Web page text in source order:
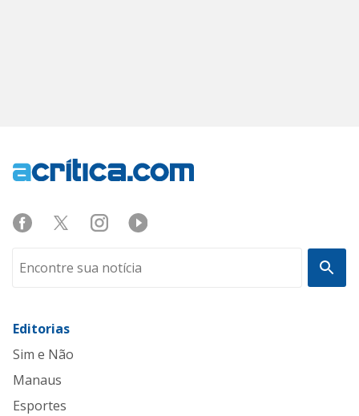
Editorias
Sim e Não
Manaus
Esportes